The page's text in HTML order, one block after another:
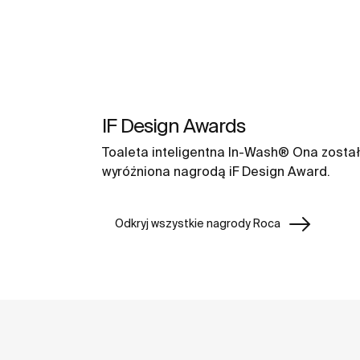
IF Design Awards
Toaleta inteligentna In-Wash® Ona
wyróżniona nagrodą iF Design Award.
Odkryj wszystkie nagrody Roca